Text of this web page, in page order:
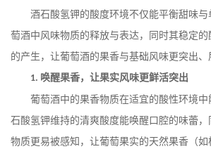
酒石酸氢钾的酸度环境不仅能平衡甜味
萄酒中风味物质的释放与表达，同时其稳定
的产生，让葡萄酒的果香与基础风味更突出、
1. 唤醒果香，让果实风味更鲜活突出
葡萄酒中的果香物质在适宜的酸性环境
石酸氢钾维持的清爽酸度能唤醒口腔的味蕾
物质更易被感知，让葡萄果实的天然果香（